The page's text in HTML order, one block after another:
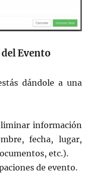
Evento
dándole a una
información
fecha, lugar,
etc.).
de evento.